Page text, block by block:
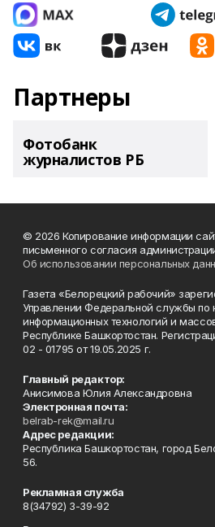
Партнеры
Фотобанк
журналистов РБ
© 2026 Копирование информации
письменного согласия
Об использовании персональных
Газета «Белорецкий рабочий»
Управлении Федеральной службы по
информационных технологий и
Республике Башкортостан.
02 - 01795 от 19.05.2025 г.
Главный редактор:
Анисимова Юлия Александровна
Электронная почта:
belrab-rek@mail.ru
Адрес редакции:
Республика Башкортостан, город
56.
Рекламная служба
8(34792) 3-39-92